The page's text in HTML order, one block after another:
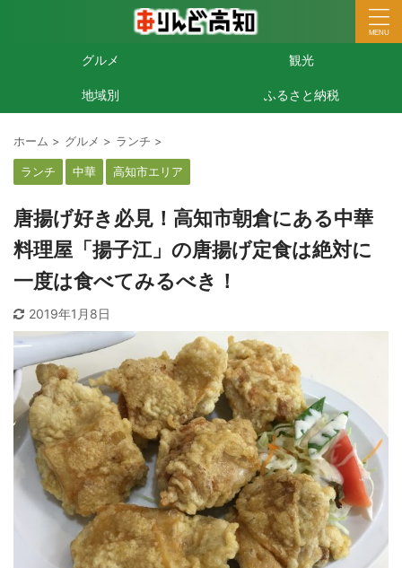
グルメ 観光
地域別 ふるさと納税
ホーム > グルメ > ランチ >
ランチ 中華 高知市エリア
唐揚げ好き必見！高知市朝倉にある中華
料理屋「揚子江」の唐揚げ定食は絶対に
一度は食べてみるべき！
2019年1月8日